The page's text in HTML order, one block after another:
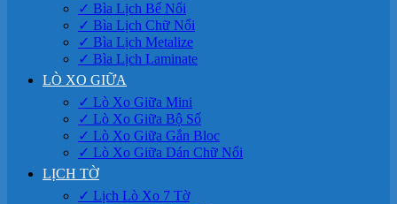
✓ Bìa Lịch Bế Nổi
✓ Bìa Lịch Chữ Nổi
✓ Bìa Lịch Metalize
✓ Bìa Lịch Laminate
LÒ XO GIỮA
✓ Lò Xo Giữa Mini
✓ Lò Xo Giữa Bộ Số
✓ Lò Xo Giữa Gắn Bloc
✓ Lò Xo Giữa Dán Chữ Nổi
LỊCH TỜ
✓ Lịch Lò Xo 7 Tờ